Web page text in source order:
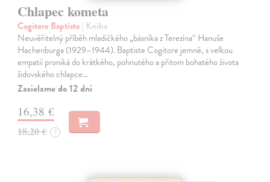
Chlapec kometa
Cogitore Baptiste | Kniha
Neuvěřitelný příběh mladičkého „básníka z Terezína“ Hanuše
Hachenburga (1929–1944). Baptiste Cogitore jemně, s velkou
empatií proniká do krátkého, pohnutého a přitom bohatého života
židovského chlapce…
Zasielame do 12 dní
16,38 €
18,20 € ?